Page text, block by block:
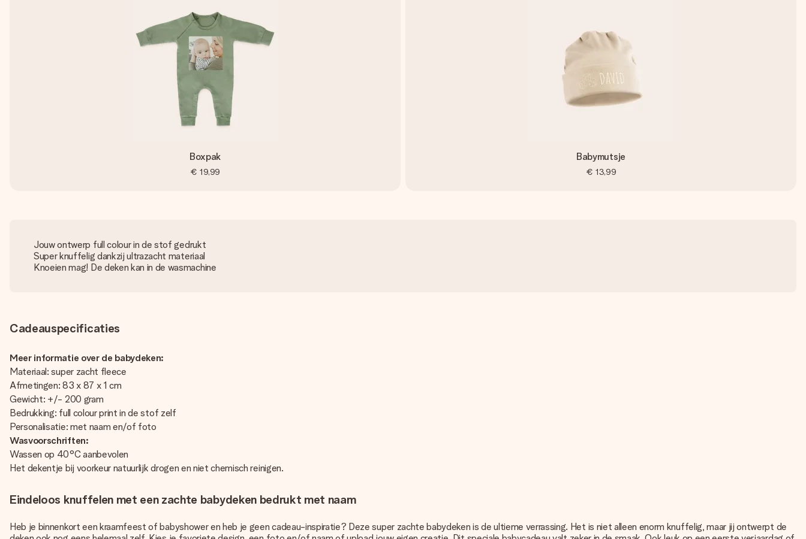
Boxpak
€ 19,99
Babymutsje
€ 13,99
Jouw ontwerp full colour in de stof gedrukt
Super knuffelig dankzij ultrazacht materiaal
Knoeien mag! De deken kan in de wasmachine
Cadeauspecificaties
Meer informatie over de babydeken:
Materiaal: super zacht fleece
Afmetingen: 83 x 87 x 1 cm
Gewicht: +/- 200 gram
Bedrukking: full colour print in de stof zelf
Personalisatie: met naam en/of foto
Wasvoorschriften:
Wassen op 40°C aanbevolen
Het dekentje bij voorkeur natuurlijk drogen en niet chemisch reinigen.
Eindeloos knuffelen met een zachte babydeken bedrukt met naam
Heb je binnenkort een kraamfeest of babyshower en heb je geen cadeau-inspiratie? Deze super zachte babydeken is de ultieme verrassing. Het is niet alleen enorm knuffelig, maar jij ontwerpt de